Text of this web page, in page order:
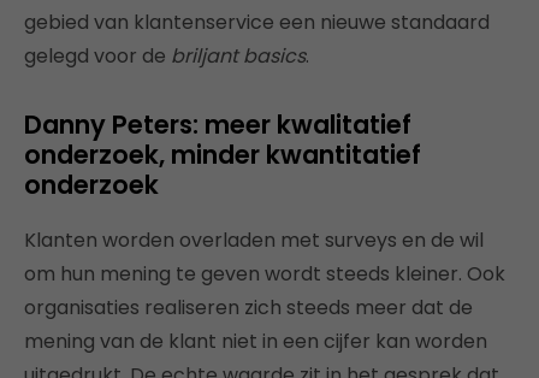
gebied van klantenservice een nieuwe standaard
gelegd voor de briljant basics.
Danny Peters: meer kwalitatief
onderzoek, minder kwantitatief
onderzoek
Klanten worden overladen met surveys en de wil
om hun mening te geven wordt steeds kleiner. Ook
organisaties realiseren zich steeds meer dat de
mening van de klant niet in een cijfer kan worden